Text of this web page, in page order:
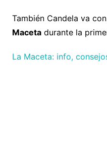
También Candela va
Macetadurante la
La Maceta: info,